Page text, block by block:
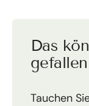
Das
gefallen
Tauchen